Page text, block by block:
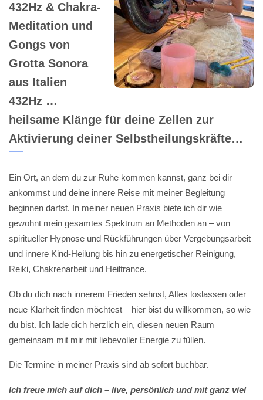
432Hz & Chakra-
Meditation und
Gongs von
Grotta Sonora
aus Italien
432Hz …
heilsame Klänge für deine Zellen zur
Aktivierung deiner Selbstheilungskräfte…
Ein Ort, an dem du zur Ruhe kommen kannst, ganz bei dir
ankommst und deine innere Reise mit meiner Begleitung
beginnen darfst. In meiner neuen Praxis biete ich dir wie
gewohnt mein gesamtes Spektrum an Methoden an – von
spiritueller Hypnose und Rückführungen über Vergebungsarbeit
und innere Kind-Heilung bis hin zu energetischer Reinigung,
Reiki, Chakrenarbeit und Heiltrance.
Ob du dich nach innerem Frieden sehnst, Altes loslassen oder
neue Klarheit finden möchtest – hier bist du willkommen, so wie
du bist. Ich lade dich herzlich ein, diesen neuen Raum
gemeinsam mit mir mit liebevoller Energie zu füllen.
Die Termine in meiner Praxis sind ab sofort buchbar.
Ich freue mich auf dich – live, persönlich und mit ganz viel